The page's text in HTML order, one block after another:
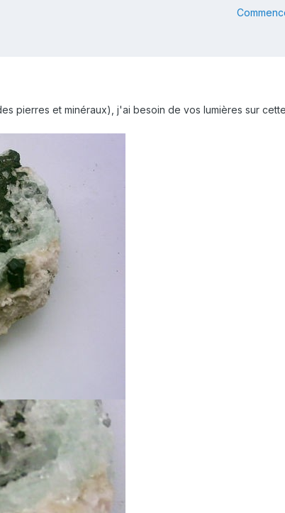
pierres et minéraux), j'ai besoin de vos lumières sur